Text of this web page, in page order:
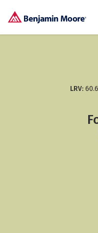
LRV: